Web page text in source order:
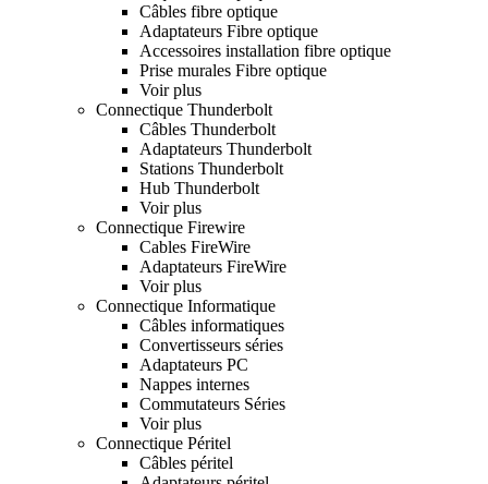
Câbles fibre optique
Adaptateurs Fibre optique
Accessoires installation fibre optique
Prise murales Fibre optique
Voir plus
Connectique Thunderbolt
Câbles Thunderbolt
Adaptateurs Thunderbolt
Stations Thunderbolt
Hub Thunderbolt
Voir plus
Connectique Firewire
Cables FireWire
Adaptateurs FireWire
Voir plus
Connectique Informatique
Câbles informatiques
Convertisseurs séries
Adaptateurs PC
Nappes internes
Commutateurs Séries
Voir plus
Connectique Péritel
Câbles péritel